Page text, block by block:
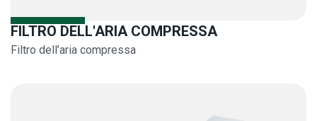
FILTRO DELL'ARIA COMPRESSA
Filtro dell’aria compressa